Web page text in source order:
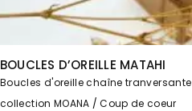
BOUCLES D’OREILLE MATAHI
Boucles d'oreille chaîne tranversante
collection MOANA
Coup de coeur